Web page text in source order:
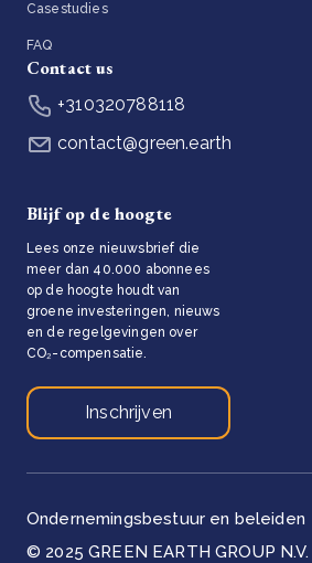
Casestudies
FAQ
Contact us
+310320788118
contact@green.earth
Blijf op de hoogte
Lees onze nieuwsbrief die
meer dan 40.000 abonnees
op de hoogte houdt van
groene investeringen, nieuws
en de regelgevingen over
CO₂-compensatie.
Inschrijven
© 2025 GREEN EARTH GROUP
Ondernemingsbestuur en beleiden